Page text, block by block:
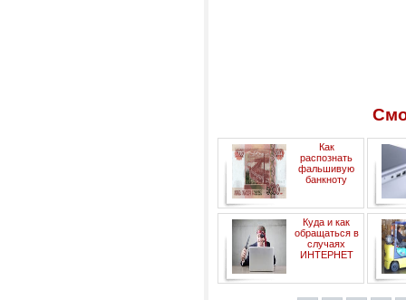
Как
распознать
фальшивую
банкноту
–
Куда и как
обращаться в
случаях
ИНТЕРНЕТ